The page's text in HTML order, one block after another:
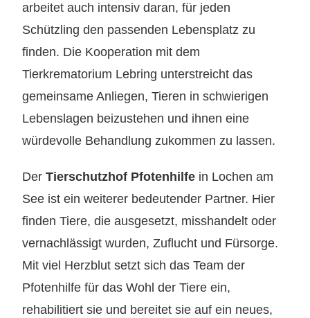
arbeitet auch intensiv daran, für jeden
Schützling den passenden Lebensplatz zu
finden. Die Kooperation mit dem
Tierkrematorium Lebring unterstreicht das
gemeinsame Anliegen, Tieren in schwierigen
Lebenslagen beizustehen und ihnen eine
würdevolle Behandlung zukommen zu lassen.
DerTierschutzhof Pfotenhilfe in Lochen am
See ist ein weiterer bedeutender Partner. Hier
finden Tiere, die ausgesetzt, misshandelt oder
vernachlässigt wurden, Zuflucht und Fürsorge.
Mit viel Herzblut setzt sich das Team der
Pfotenhilfe für das Wohl der Tiere ein,
rehabilitiert sie und bereitet sie auf ein neues,